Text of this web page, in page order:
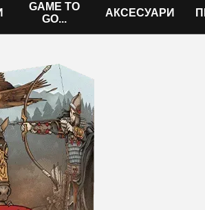
GAME TO
GO...
АКСЕСУАРИ